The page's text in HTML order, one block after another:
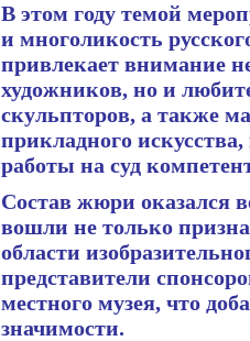
В этом году темой
и многоликость
привлекает внимание
художников, но и
скульпторов, а также
прикладного
работы на суд
Состав жюри оказался
вошли не только
области
представители
местного музея, что
значимости.